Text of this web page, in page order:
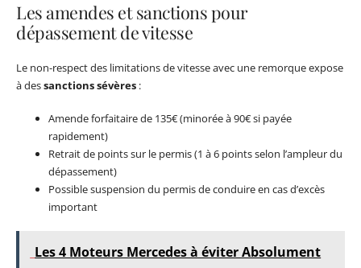
Les amendes et sanctions pour
dépassement de vitesse
Le non-respect des limitations de vitesse avec une remorque expose
à dessanctions sévères :
Amende forfaitaire de 135€ (minorée à 90€ si payée
rapidement)
Retrait de points sur le permis (1 à 6 points selon l’ampleur du
dépassement)
Possible suspension du permis de conduire en cas d’excès
important
Les 4 Moteurs Mercedes à éviter Absolument